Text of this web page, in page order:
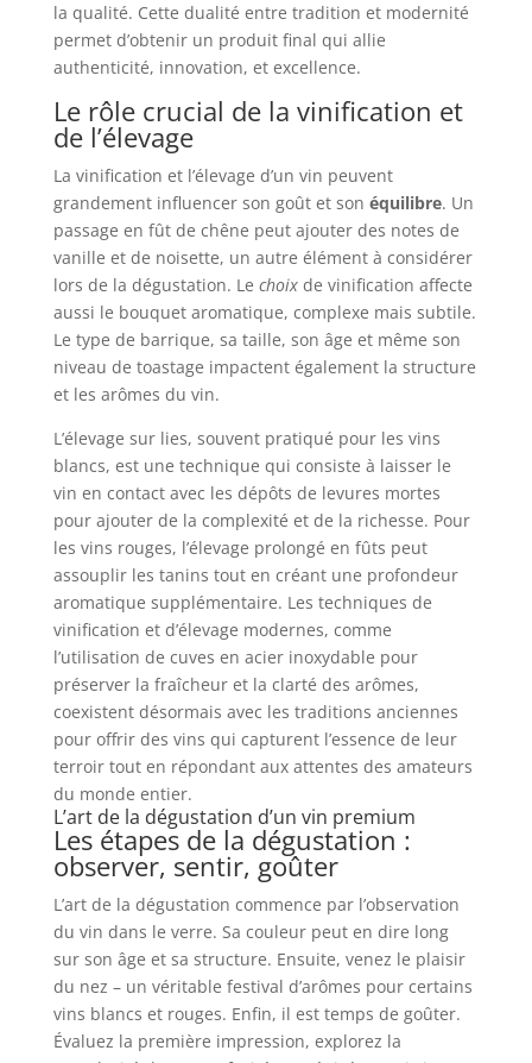
la qualité. Cette dualité entre tradition et modernité
permet d’obtenir un produit final qui allie
authenticité, innovation, et excellence.
Le rôle crucial de la vinification et
de l’élevage
La vinification et l’élevage d’un vin peuvent
grandement influencer son goût et son équilibre. Un
passage en fût de chêne peut ajouter des notes de
vanille et de noisette, un autre élément à considérer
lors de la dégustation. Le choixde vinification affecte
aussi le bouquet aromatique, complexe mais subtile.
Le type de barrique, sa taille, son âge et même son
niveau de toastage impactent également la structure
et les arômes du vin.
L’élevage sur lies, souvent pratiqué pour les vins
blancs, est une technique qui consiste à laisser le
vin en contact avec les dépôts de levures mortes
pour ajouter de la complexité et de la richesse. Pour
les vins rouges, l’élevage prolongé en fûts peut
assouplir les tanins tout en créant une profondeur
aromatique supplémentaire. Les techniques de
vinification et d’élevage modernes, comme
l’utilisation de cuves en acier inoxydable pour
préserver la fraîcheur et la clarté des arômes,
coexistent désormais avec les traditions anciennes
pour offrir des vins qui capturent l’essence de leur
terroir tout en répondant aux attentes des amateurs
du monde entier.
L’art de la dégustation d’un vin premium
Les étapes de la dégustation :
observer, sentir, goûter
L’art de la dégustation commence par l’observation
du vin dans le verre. Sa couleur peut en dire long
sur son âge et sa structure. Ensuite, venez le plaisir
du nez – un véritable festival d’arômes pour certains
vins blancs et rouges. Enfin, il est temps de goûter.
Évaluez la première impression, explorez la